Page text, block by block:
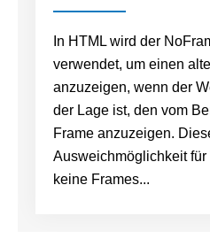
In HTML wird der
verwendet, um einen
anzuzeigen, wenn der
der Lage ist, den vom
Frame anzuzeigen.
Ausweichmöglichkeit
keine Frames...